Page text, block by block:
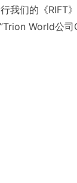
我们的《RIFT
World公司